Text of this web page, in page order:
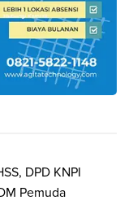
DPD KNPI
Pemuda